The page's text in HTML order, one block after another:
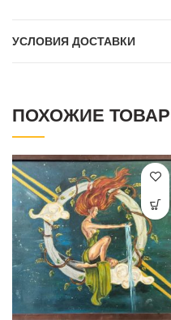
УСЛОВИЯ ДОСТАВКИ
ПОХОЖИЕ